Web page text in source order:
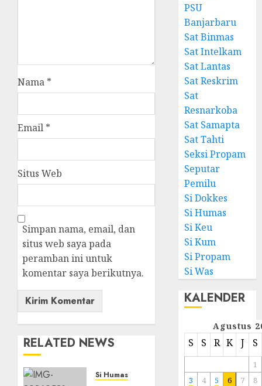
Nama *
Email *
Situs Web
Simpan nama, email, dan
situs web saya pada
peramban ini untuk
komentar saya berikutnya.
RELATED NEWS
Si Humas
PSU
Banjarbaru
Sat Binmas
Sat Intelkam
Sat Lantas
Sat Reskrim
Sat
Resnarkoba
Sat Samapta
Sat Tahti
Seksi Propam
Seputar
Pemilu
Si Dokkes
Si Humas
Si Keu
Si Kum
Si Propam
Si Was
KALENDER
Agustus
S S R K J S
1
3
4 5 6 7
8